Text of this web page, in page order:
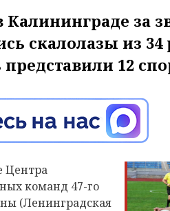
за
скалолазы из 34
12
Центра
команд 47-го
(Ленинградская